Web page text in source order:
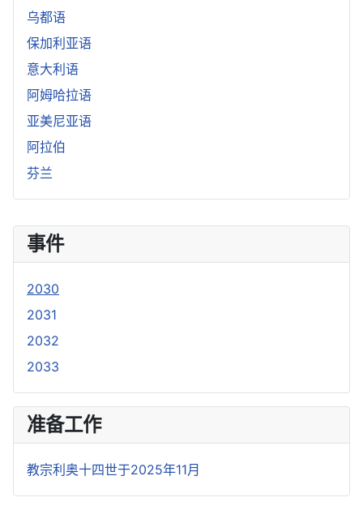
事件
2030
2031
2032
2033
准备工作
教宗利奥十四世于2025年11月
乌都语
保加利亚语
意大利语
阿姆哈拉语
亚美尼亚语
阿拉伯
芬兰